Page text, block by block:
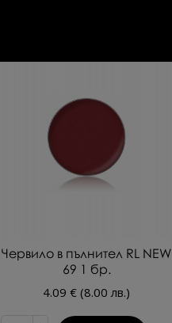
Червило в пълнител RL NEW
69 1 бр.
4.09 € (8.00 лв.)